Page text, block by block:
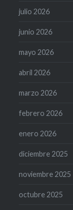
julio 2026
junio 2026
mayo 2026
abril 2026
marzo 2026
febrero 2026
enero 2026
diciembre 2025
noviembre 2025
octubre 2025